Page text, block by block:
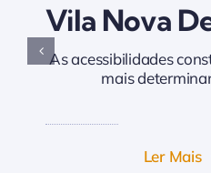
Vila Nova
As acessibilidades
mais
Ler Mais